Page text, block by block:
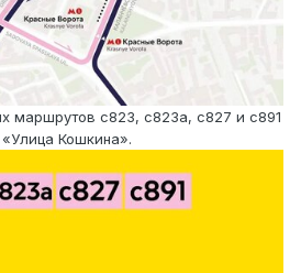
маршрутов с823, с823а, с827 и с891
Кошкина».